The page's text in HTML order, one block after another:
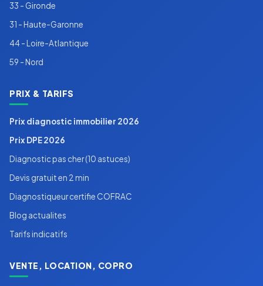
33 - Gironde
31 - Haute-Garonne
44 - Loire-Atlantique
59 - Nord
PRIX & TARIFS
Prix diagnostic immobilier 2026
Prix DPE 2026
Diagnostic pas cher (10 astuces)
Devis gratuit en 2 min
Diagnostiqueur certifie COFRAC
Blog actualites
Tarifs indicatifs
VENTE, LOCATION, COPRO